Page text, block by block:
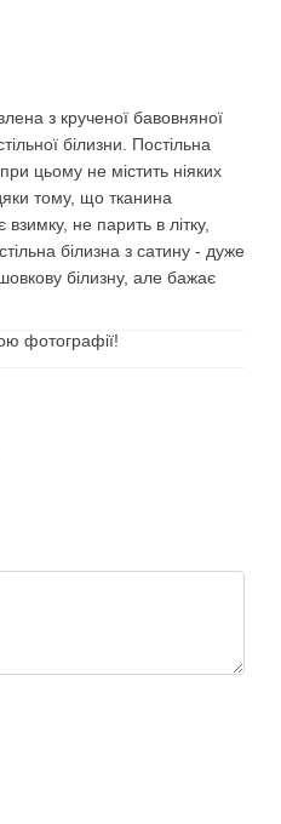
з крученої бавовняної
білизни. Постільна
цьому не містить ніяких
тому, що тканина
взимку, не парить в літку,
білизна з сатину - дуже
білизну, але бажає
фотографії!